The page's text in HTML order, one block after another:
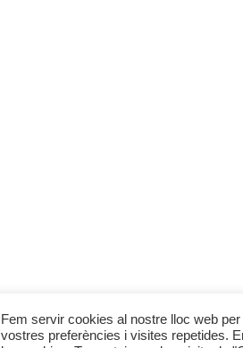
Fem servir cookies al nostre lloc web
vostres preferències i visites repetides.